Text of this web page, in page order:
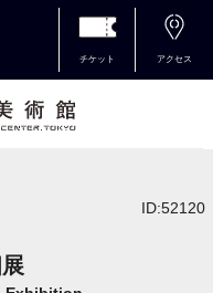
チケット アクセス
ID:52120